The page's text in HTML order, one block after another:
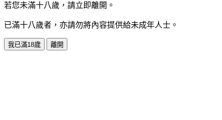
若您未滿十八歲，請立即離開。
已滿十八歲者，亦請勿將內容提供給未成年人士。
我已滿18歲 離開